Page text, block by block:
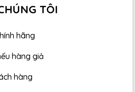
TÔI
hãng
hàng giả
hàng